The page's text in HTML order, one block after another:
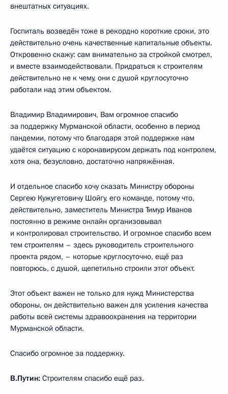
внештатных ситуациях.
Госпиталь возведён тоже в рекордно короткие сроки, это
действительно очень качественные капитальные объекты.
Откровенно скажу: сам внимательно за стройкой смотрел,
и вместе взаимодействовали. Придраться к строителям
действительно не к чему, они с душой круглосуточно
работали над этим объектом.
Владимир Владимирович, Вам огромное спасибо
за поддержку Мурманской области, особенно в период
пандемии, потому что благодаря этой поддержке нам
удаётся ситуацию с коронавирусом держать под контролем,
хотя она, безусловно, достаточно напряжённая.
И отдельное спасибо хочу сказать Министру обороны
Сергею Кужугетовичу Шойгу, его команде, потому что,
действительно, заместитель Министра Тимур Иванов
постоянно в режиме онлайн организовывал
и контролировал строительство. И огромное спасибо всем
тем строителям – здесь руководитель строительного
проекта рядом, – которые круглосуточно, ещё раз
повторюсь, с душой, щепетильно строили этот объект.
Этот объект важен не только для нужд Министерства
обороны, он действительно важен для усиления качества
работы всей системы здравоохранения на территории
Мурманской области.
Спасибо огромное за поддержку.
В.Путин: Строителям спасибо ещё раз.